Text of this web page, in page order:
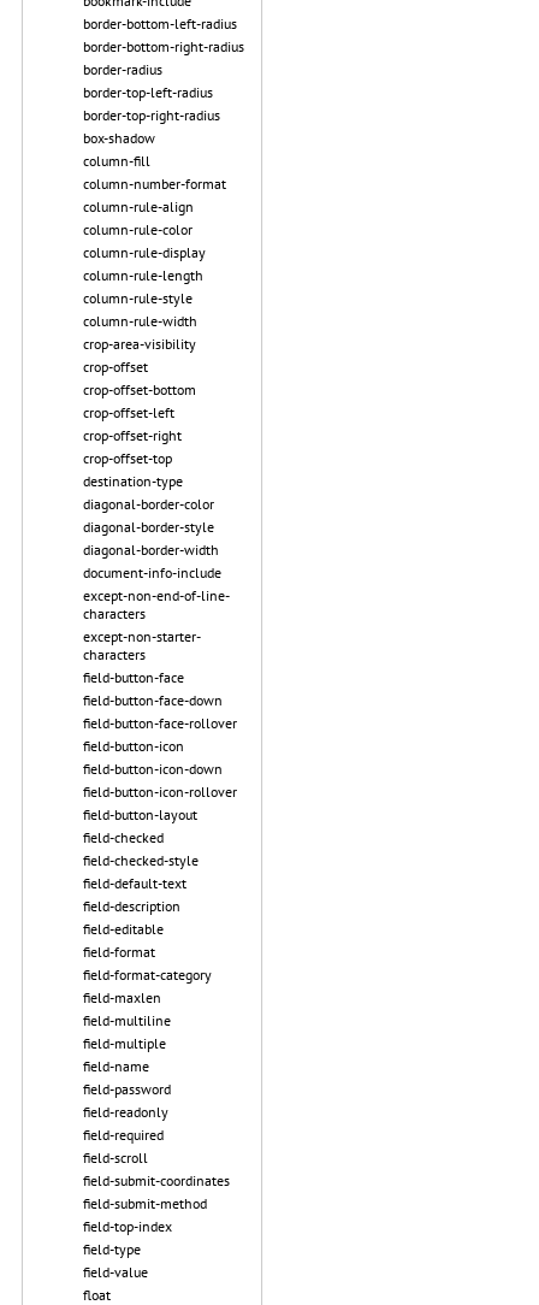
border-bottom-left-radius
border-bottom-right-radius
border-radius
border-top-left-radius
border-top-right-radius
box-shadow
column-fill
column-number-format
column-rule-align
column-rule-color
column-rule-display
column-rule-length
column-rule-style
column-rule-width
crop-area-visibility
crop-offset
crop-offset-bottom
crop-offset-left
crop-offset-right
crop-offset-top
destination-type
diagonal-border-color
diagonal-border-style
diagonal-border-width
document-info-include
except-non-end-of-line-
characters
except-non-starter-
characters
field-button-face
field-button-face-down
field-button-face-rollover
field-button-icon
field-button-icon-down
field-button-icon-rollover
field-button-layout
field-checked
field-checked-style
field-default-text
field-description
field-editable
field-format
field-format-category
field-maxlen
field-multiline
field-multiple
field-name
field-password
field-readonly
field-required
field-scroll
field-submit-coordinates
field-submit-method
field-top-index
field-type
field-value
float